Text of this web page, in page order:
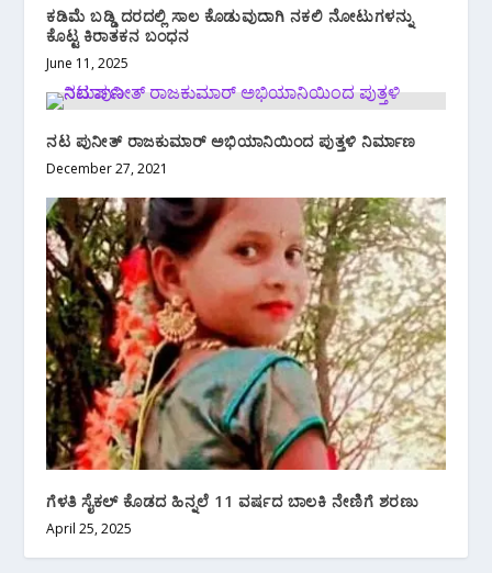
ಕಡಿಮೆ ಬಡ್ಡಿ ದರದಲ್ಲಿ ಸಾಲ ಕೊಡುವುದಾಗಿ ನಕಲಿ ನೋಟುಗಳನ್ನು
ಕೊಟ್ಟ ಕಿರಾತಕನ ಬಂಧನ
June 11, 2025
ನಟ ಪುನೀತ್ ರಾಜಕುಮಾರ್ ಅಭಿಯಾನಿಯಿಂದ ಪುತ್ತಳಿ ನಿರ್ಮಾಣ
December 27, 2021
ಗೆಳತಿ ಸೈಕಲ್ ಕೊಡದ ಹಿನ್ನಲೆ 11 ವರ್ಷದ ಬಾಲಕಿ ನೇಣಿಗೆ ಶರಣು
April 25, 2025